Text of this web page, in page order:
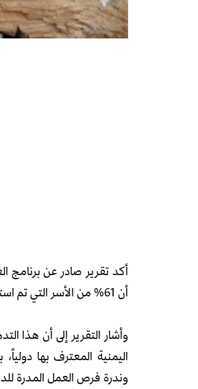
أكد تقرير صادر عن برنامج
أن 61% من الأسر التي تم استطلاعها تعاني من عجز في الحصول على الغذاء الكافي أواخر العام الماضي.
وأشار التقرير إلى أن هذا
اليمنية المعترف بها
وندرة فرص العمل المدرة